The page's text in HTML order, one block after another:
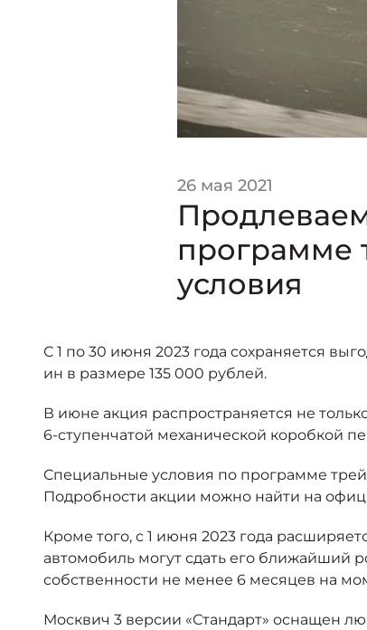
26 мая 2021
программе
условия
С 1 по 30 июня 2023 года сохраняется
ин в размере 135 000 рублей.
В июне акция распространяется не
6-ступенчатой механической коробкой
Специальные условия по программе
Подробности акции можно найти на
Кроме того, с 1 июня 2023 года
автомобиль могут сдать его ближайший
собственности не менее 6 месяцев на
Москвич 3 версии «Стандарт» оснащен